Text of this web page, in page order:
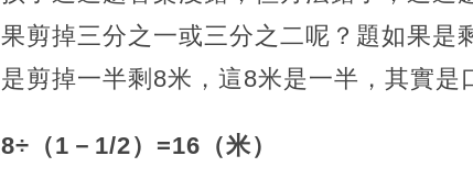
剪掉三分之一或三分之二呢？題如果是
剪掉一半剩8米，這8米是一半，其實是
（1－1/2）=16（米）